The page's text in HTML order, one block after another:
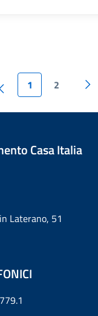
1 2
Casa Italia
Laterano, 51